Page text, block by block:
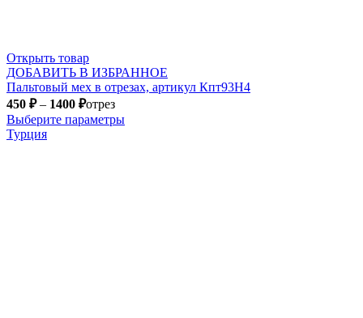
Открыть товар
ДОБАВИТЬ В ИЗБРАННОЕ
Пальтовый мех в отрезах, артикул Кпт93Н4
450 ₽– 1400 ₽отрез
Выберите параметры
Турция